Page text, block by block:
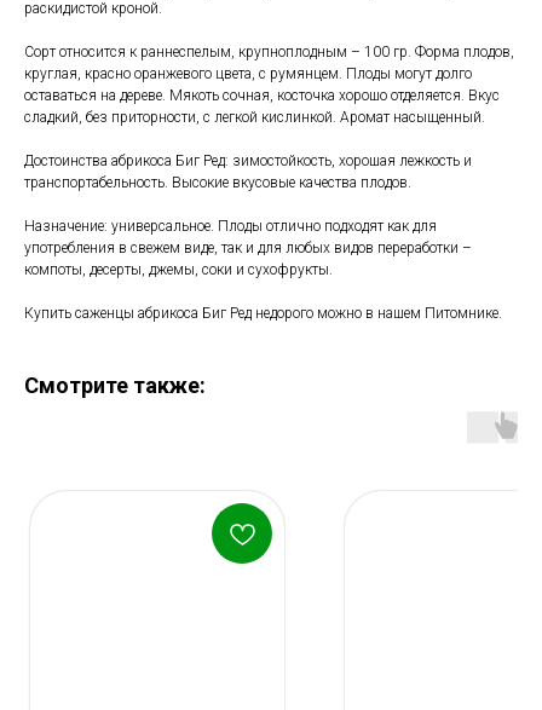
раскидистой кроной.
Сорт относится к раннеспелым, крупноплодным – 100 гр. Форма плодов,
круглая, красно оранжевого цвета, с румянцем. Плоды могут долго
оставаться на дереве. Мякоть сочная, косточка хорошо отделяется. Вкус
сладкий, без приторности, с легкой кислинкой. Аромат насыщенный.
Достоинства абрикоса Биг Ред: зимостойкость, хорошая лежкость и
транспортабельность. Высокие вкусовые качества плодов.
Назначение: универсальное. Плоды отлично подходят как для
употребления в свежем виде, так и для любых видов переработки –
компоты, десерты, джемы, соки и сухофрукты.
Купить саженцы абрикоса Биг Ред недорого можно в нашем Питомнике.
Смотрите также: